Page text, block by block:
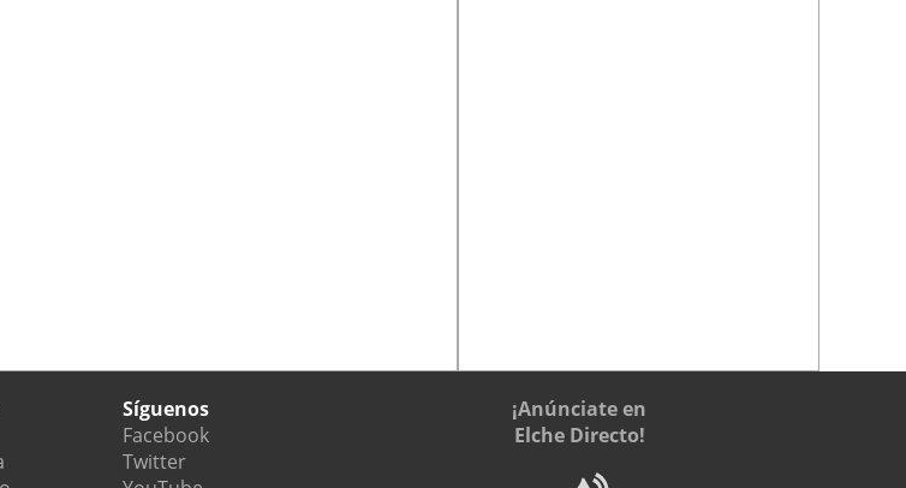
Síguenos
Facebook
Twitter
¡Anúnciate en
Elche Directo!